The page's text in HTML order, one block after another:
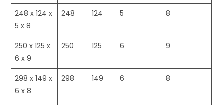
248 x 124 x
5 x 8
248 124 5 8
250 x 125 x
6 x 9
250 125 6 9
298 x 149 x
6 x 8
298 149 6 8